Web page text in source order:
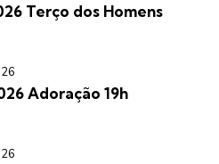
Terço dos Homens
Adoração 19h